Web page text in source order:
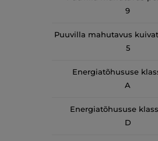
9
Puuvilla mahutavus
5
Energiatõhususe
A
Energiatõhususe
D